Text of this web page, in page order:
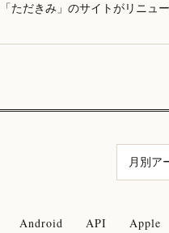
「ただきみ」のサイトがリニュ
Android API Apple